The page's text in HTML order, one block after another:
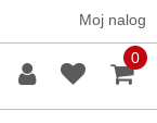
Moj nalog
0